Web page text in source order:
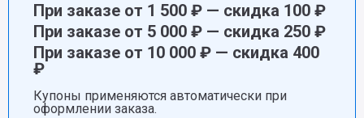
При заказе от 1 500 ₽ — скидка 100 ₽
При заказе от 5 000 ₽ — скидка 250 ₽
При заказе от 10 000 ₽ — скидка 400
₽
Купоны применяются автоматически при
оформлении заказа.